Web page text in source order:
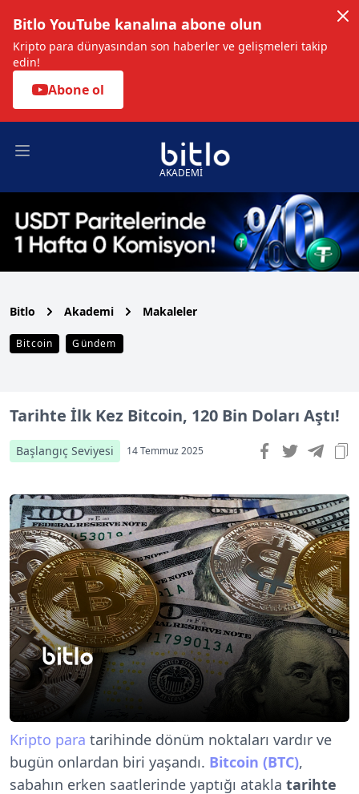
Bitlo YouTube kanalına abone olun
Kripto para dünyasından son haberler ve gelişmeleri takip
edin!
Abone ol
Open main menu
AKADEMİ
Bitlo Akademi Makaleler
Bitcoin Gündem
Tarihte İlk Kez Bitcoin, 120 Bin Doları Aştı!
Başlangıç Seviyesi 14 Temmuz 2025
Kripto para tarihinde dönüm noktaları vardır ve
bugün onlardan biri yaşandı. Bitcoin (BTC),
sabahın erken saatlerinde yaptığı atakla tarihte